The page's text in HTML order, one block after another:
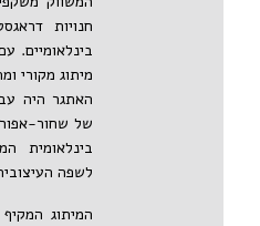
חנויות
בינלאומיים.
מיתוג מקורי
האתגר היה
של שחור-
בינלאומית
לשפה
המיתוג